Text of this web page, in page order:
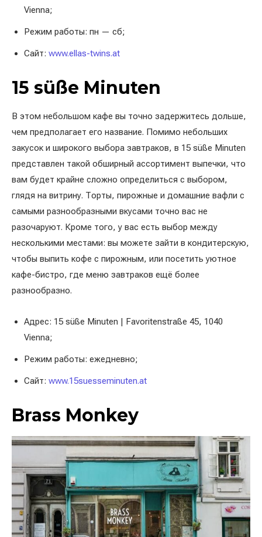
Vienna;
Режим работы: пн — сб;
Сайт: www.ellas-twins.at
15 süße Minuten
В этом небольшом кафе вы точно задержитесь дольше,
чем предполагает его название. Помимо небольших
закусок и широкого выбора завтраков, в 15 süße Minuten
представлен такой обширный ассортимент выпечки, что
вам будет крайне сложно определиться с выбором,
глядя на витрину. Торты, пирожные и домашние вафли с
самыми разнообразными вкусами точно вас не
разочаруют. Кроме того, у вас есть выбор между
несколькими местами: вы можете зайти в кондитерскую,
чтобы выпить кофе с пирожным, или посетить уютное
кафе-бистро, где меню завтраков ещё более
разнообразно.
Адрес: 15 süße Minuten | Favoritenstraße 45, 1040
Vienna;
Режим работы: ежедневно;
Сайт: www.15suesseminuten.at
Brass Monkey